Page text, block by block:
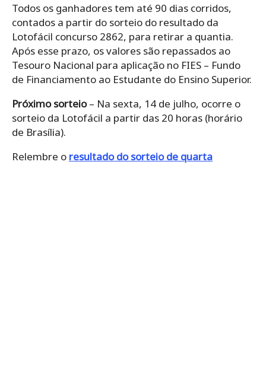
Todos os ganhadores tem até 90 dias corridos,
contados a partir do sorteio do resultado da
Lotofácil concurso 2862, para retirar a quantia.
Após esse prazo, os valores são repassados ao
Tesouro Nacional para aplicação no FIES – Fundo
de Financiamento ao Estudante do Ensino Superior.
Próximo sorteio– Na sexta, 14 de julho, ocorre o
sorteio da Lotofácil a partir das 20 horas (horário
de Brasília).
Relembre o resultado do sorteio de quarta